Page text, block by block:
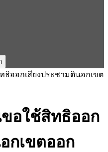
ธิออกเสียงประชามตินอกเขต
อใช้สิทธิออก
กเขตออก